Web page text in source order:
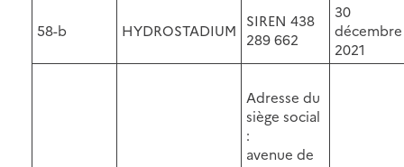
58-b HYDROSTADIUM
SIREN 438
289 662
30
décembre
2021
Adresse du
siège social
:
avenue de